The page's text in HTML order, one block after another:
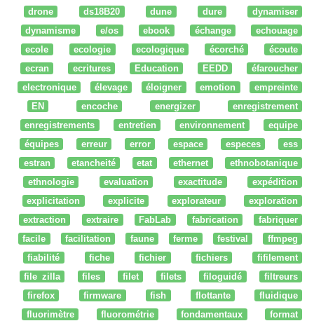
drone ds18B20 dune dure
dynamiser
dynamisme
e/os ebook échange
echouage
ecole
ecologie ecologique écorché
écoute
ecran
ecritures Education EEDD
éfaroucher
electronique
élevage éloigner emotion
empreinte
EN
encoche energizer
enregistrement
enregistrements
entretien environnement
equipe
équipes
erreur error espace especes
ess
estran
etancheité etat ethernet
ethnobotanique
ethnologie
evaluation exactitude
expédition
explicitation
explicite explorateur
exploration
extraction
extraire FabLab fabrication
fabriquer
facile
facilitation faune ferme festival
ffmpeg
fiabilité
fiche fichier fichiers
fifilement
file zilla
files filet filets filoguidé
filtreurs
firefox
firmware fish flottante
fluidique
fluorimètre
fluorométrie fondamentaux
format